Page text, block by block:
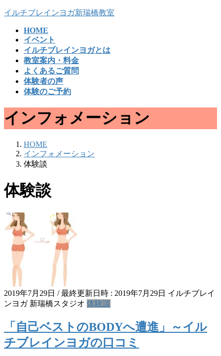
コ
ナ
イルチブレインヨガ新瑞橋教室
HOME
イベント
イルチブレインヨガとは
教室案内・料金
よくあるご質問
体験者の声
体験のご予約
インフォメーション
HOME
インフォメーション
体験談
体験談
2019年7月29日 / 最終更新日時 : 2019年7月29日 イルチブレイ
ンヨガ 新瑞橋スタジオ 体験談
「自己ベストのBODYへ遭進」～イル
チブレインヨガの口コミ